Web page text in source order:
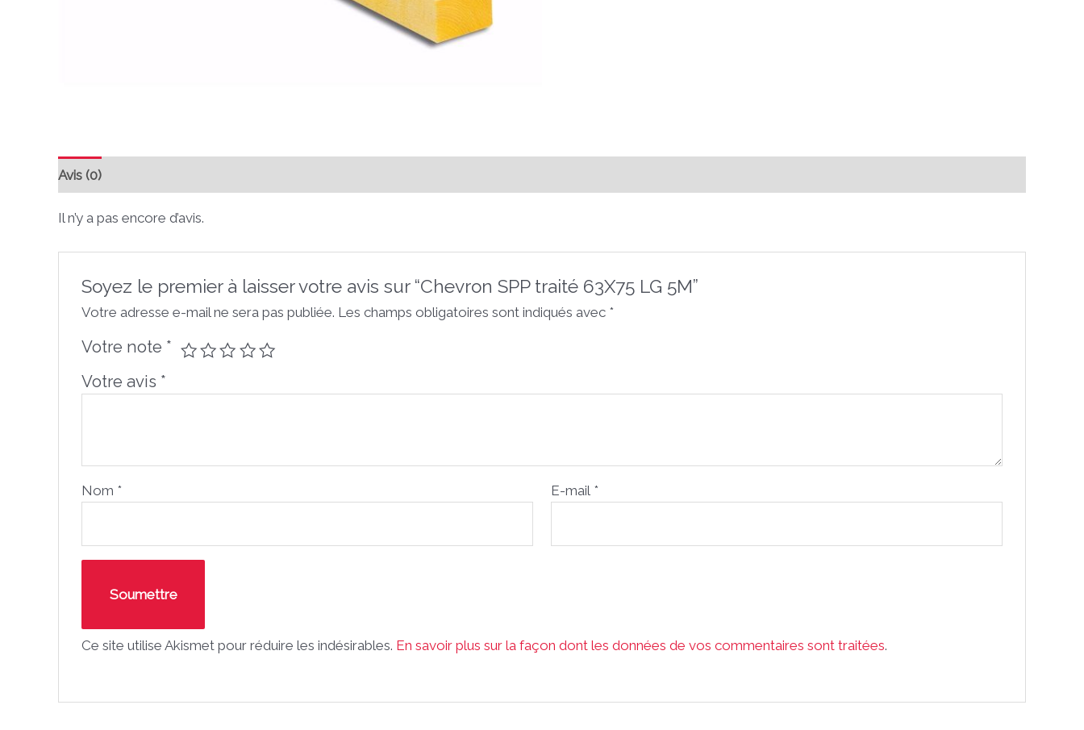
Avis (0)
Il n’y a pas encore d’avis.
Soyez le premier à laisser votre avis sur “Chevron SPP traité 63X75 LG 5M”
Votre adresse e-mail ne sera pas publiée. Les champs obligatoires sont indiqués avec *
Votre note *
Votre avis *
Nom * E-mail *
Ce site utilise Akismet pour réduire les indésirables. En savoir plus sur la façon dont les données de vos commentaires sont traitées.